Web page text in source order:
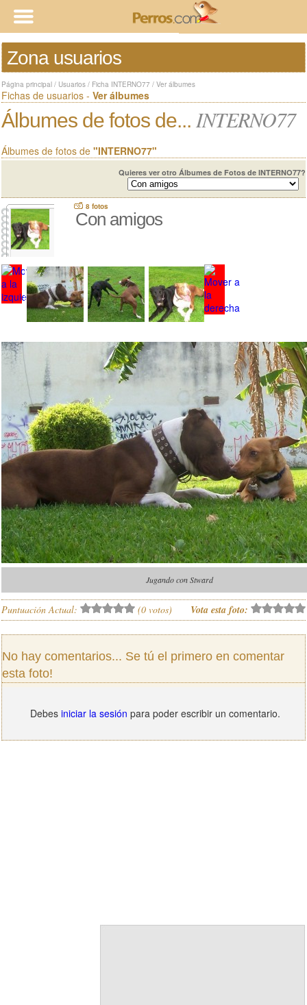
Zona usuarios
Página principal / Usuarios / Ficha INTERNO77 / Ver álbumes
Fichas de usuarios - Ver álbumes
Álbumes de fotos de... INTERNO77
Álbumes de fotos de "INTERNO77"
Quieres ver otro Álbumes de Fotos de INTERNO77?
8 fotos
Con amigos
Jugando con Stward
Puntuación Actual: (0 votos) Vota esta foto:
No hay comentarios... Se tú el primero en comentar
esta foto!
Debes iniciar la sesión para poder escribir un comentario.